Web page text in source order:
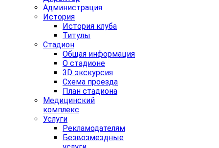
Администрация
История
История клуба
Титулы
Стадион
Общая информация
О стадионе
3D экскурсия
Схема проезда
План стадиона
Медицинский
комплекс
Услуги
Рекламодателям
Безвозмездные